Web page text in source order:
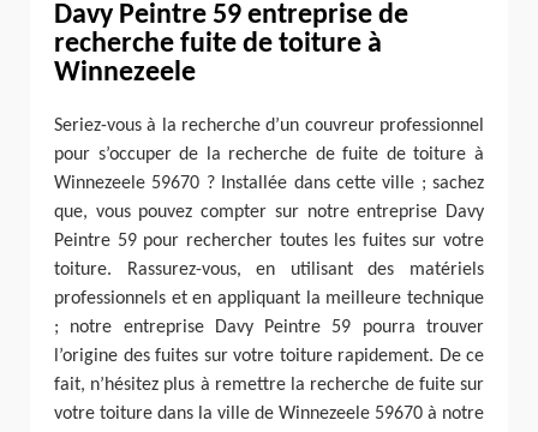
Davy Peintre 59 entreprise de
recherche fuite de toiture à
Winnezeele
Seriez-vous à la recherche d’un couvreur professionnel
pour s’occuper de la recherche de fuite de toiture à
Winnezeele 59670 ? Installée dans cette ville ; sachez
que, vous pouvez compter sur notre entreprise Davy
Peintre 59 pour rechercher toutes les fuites sur votre
toiture. Rassurez-vous, en utilisant des matériels
professionnels et en appliquant la meilleure technique
; notre entreprise Davy Peintre 59 pourra trouver
l’origine des fuites sur votre toiture rapidement. De ce
fait, n’hésitez plus à remettre la recherche de fuite sur
votre toiture dans la ville de Winnezeele 59670 à notre